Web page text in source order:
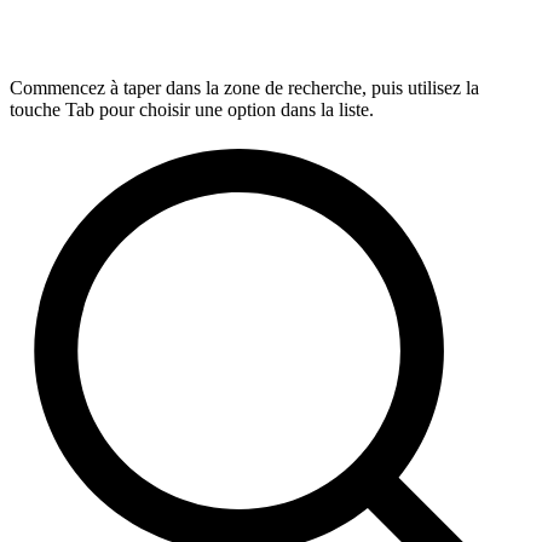
Commencez à taper dans la zone de recherche, puis utilisez la
touche Tab pour choisir une option dans la liste.